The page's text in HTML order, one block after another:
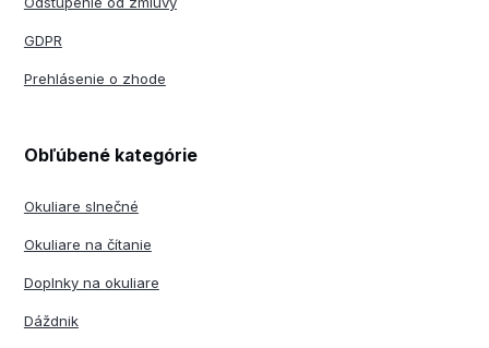
GDPR
Prehlásenie o zhode
Obľúbené kategórie
Okuliare slnečné
Okuliare na čítanie
Doplnky na okuliare
Dáždnik